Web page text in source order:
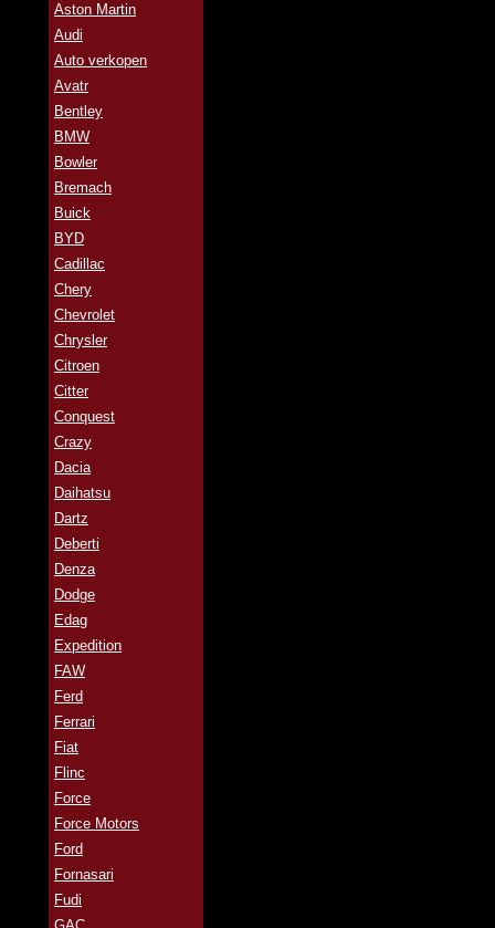
Aston Martin
Audi
Auto verkopen
Avatr
Bentley
BMW
Bowler
Bremach
Buick
BYD
Cadillac
Chery
Chevrolet
Chrysler
Citroen
Citter
Conquest
Crazy
Dacia
Daihatsu
Dartz
Deberti
Denza
Dodge
Edag
Expedition
FAW
Ferd
Ferrari
Fiat
Flinc
Force
Force Motors
Ford
Fornasari
Fudi